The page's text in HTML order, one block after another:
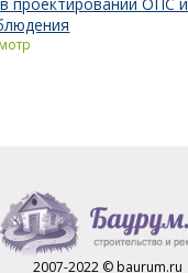
2007-2022 © baurum.ru